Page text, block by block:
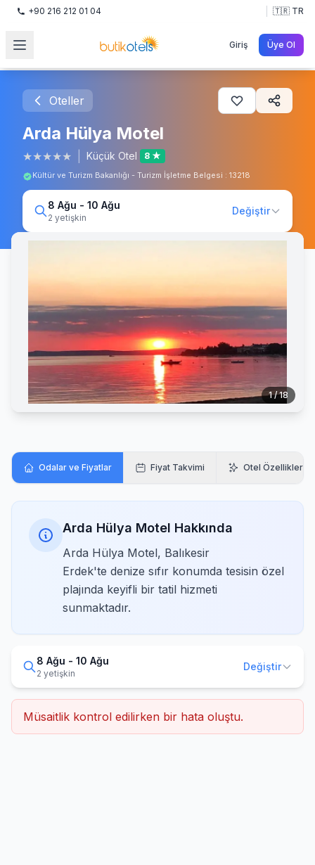
+90 216 212 01 04 🇹🇷 TR
Giriş Üye Ol
Oteller
Arda Hülya Motel
★★★★★ Küçük Otel 8 ★
Kültür ve Turizm Bakanlığı - Turizm İşletme Belgesi : 13218
8 Ağu - 10 Ağu
2 yetişkin
Değiştir
1 / 18
Odalar ve Fiyatlar Fiyat Takvimi Otel Özellikleri
Arda Hülya Motel Hakkında
Arda Hülya Motel, Balıkesir
Erdek'te denize sıfır konumda tesisin özel
plajında keyifli bir tatil hizmeti
sunmaktadır.
8 Ağu - 10 Ağu
2 yetişkin
Değiştir
Müsaitlik kontrol edilirken bir hata oluştu.